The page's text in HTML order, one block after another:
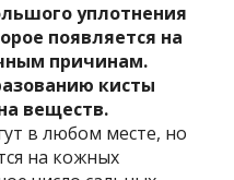
уплотнения
появляется на
причинам.
кисты
веществ.
в любом месте, но
на кожных